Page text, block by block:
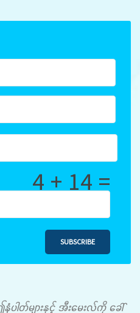
4 + 14 =
SUBSCRIBE
ါတ်များနှင့် အီးမေးလ်ကို ခေါ်